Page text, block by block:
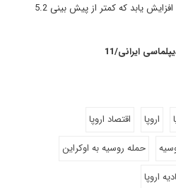
منطقه یورو در سال آینده 4.4 درصد افزایش یابد که کمتر از پیش بینی 5.2
ایرانی/11
اروپا
اقتصاد اروپا
حمله روسیه به اوکراین
اروپا